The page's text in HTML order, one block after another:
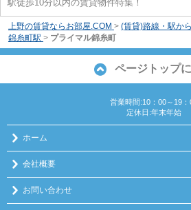
駅徒歩10分以内の賃貸物件特集！
上野の賃貸ならお部屋.COM > (賃貸)路線・駅か
錦糸町駅 > プライマル錦糸町
ページトップ
営業時間:10：00～19：
定休日:年末年始
ホーム
会社概要
お問い合わせ